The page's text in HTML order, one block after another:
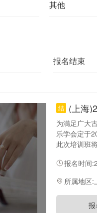
其他
报名结束
结 (上海
为满足广大
乐学会定于
此次培训班
报名时间
所属地区: